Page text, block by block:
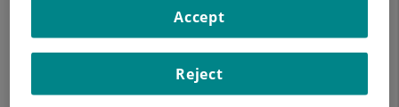
C/ Vilana, 12
Reject
Accept